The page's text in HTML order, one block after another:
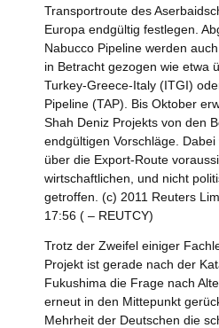
Transportroute des
Europa endgültig festlegen.
Nabucco Pipeline werden
in Betracht gezogen wie etwa
Turkey-Greece-Italy (ITGI)
Pipeline (TAP). Bis Oktober
Shah Deniz Projekts von den
endgültigen Vorschläge.
über die Export-Route
wirtschaftlichen, und nicht
getroffen. (c) 2011 Reuters
17:56 ( – REUTCY)
Trotz der Zweifel einiger
Projekt ist gerade nach der
Fukushima die Frage nach
erneut in den Mittepunkt
Mehrheit der Deutschen die